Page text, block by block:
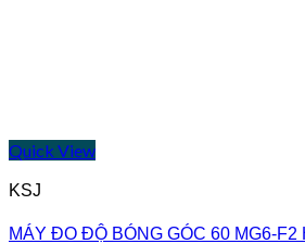
Quick View
KSJ
MÁY ĐO ĐỘ BÓNG GÓC 60 MG6-F2